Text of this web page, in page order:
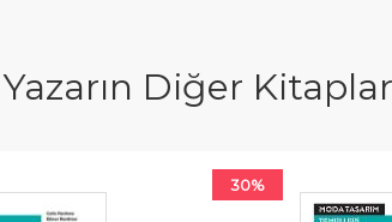
Yazarın Diğer
30%